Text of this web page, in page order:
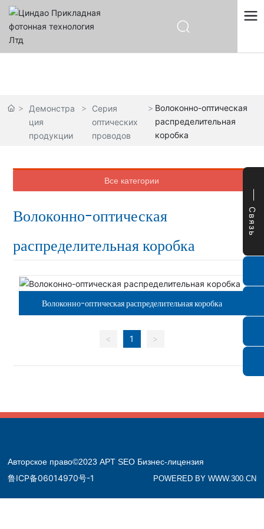
Демонстра
ция
продукции
Серия
оптических
проводов
Волоконно-оптическая
распределительная
коробка
Все категории
Волоконно-оптическая
распределительная коробка
Волоконно-оптическая распределительная коробка
< 1 >
Авторское право©2023 APTSEO Бизнес-лицензия
鲁ICP备06014970号-1 POWERED BY WWW.300.CN
Связь